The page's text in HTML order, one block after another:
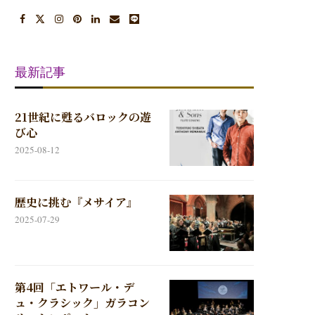
最新記事
21世紀に甦るバロックの遊
び心
2025-08-12
歴史に挑む『メサイア』
2025-07-29
第4回「エトワール・デ
ュ・クラシック」ガラコン